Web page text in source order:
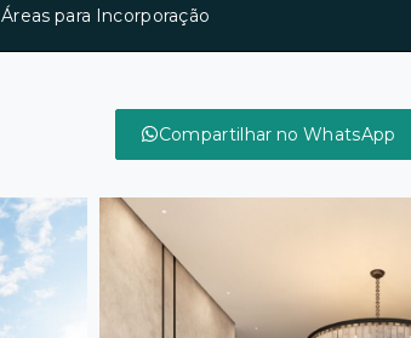
Áreas para Incorporação
Compartilhar no WhatsApp